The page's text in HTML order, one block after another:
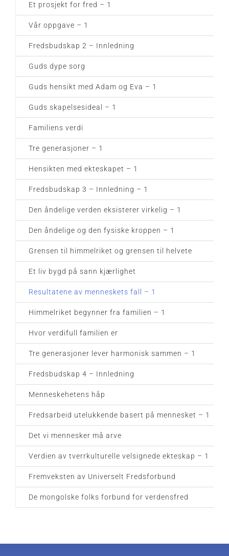
Et prosjekt for fred – 1
Vår oppgave – 1
Fredsbudskap 2 – Innledning
Guds dype sorg
Guds hensikt med Adam og Eva – 1
Guds skapelsesideal – 1
Familiens verdi
Tre generasjoner – 1
Hensikten med ekteskapet – 1
Fredsbudskap 3 – Innledning – 1
Den åndelige verden eksisterer virkelig – 1
Den åndelige og den fysiske kroppen – 1
Grensen til himmelriket og grensen til helvete
Et liv bygd på sann kjærlighet
Resultatene av menneskets fall – 1
Himmelriket begynner fra familien – 1
Hvor verdifull familien er
Tre generasjoner lever harmonisk sammen – 1
Fredsbudskap 4 – Innledning
Menneskehetens håp
Fredsarbeid utelukkende basert på mennesket – 1
Det vi mennesker må arve
Verdien av tverrkulturelle velsignede ekteskap – 1
Fremveksten av Universelt Fredsforbund
De mongolske folks forbund for verdensfred